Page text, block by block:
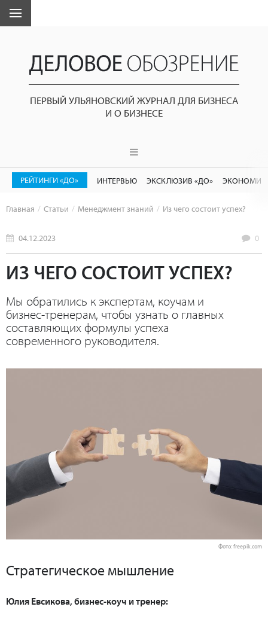
ПЕРВЫЙ УЛЬЯНОВСКИЙ ЖУРНАЛ ДЛЯ БИЗНЕСА
И О БИЗНЕСЕ
РЕЙТИНГИ «ДО» ИНТЕРВЬЮ ЭКСКЛЮЗИВ «ДО»
Главная Статьи Менеджмент знаний Из чего состоит успех?
04.12.2023 0
ИЗ ЧЕГО СОСТОИТ УСПЕХ?
Мы обратились к экспертам, коучам и
бизнес-тренерам, чтобы узнать о главных
составляющих формулы успеха
современного руководителя.
Фото: freepik.com
Стратегическое мышление
Юлия Евсикова, бизнес-коуч и тренер: